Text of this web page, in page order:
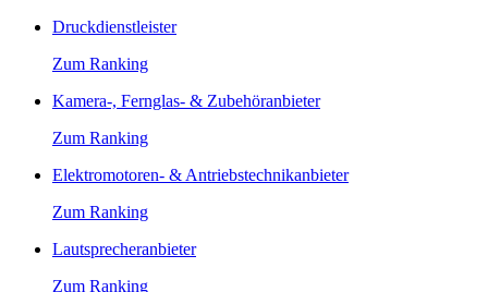
Druckdienstleister
Zum Ranking
Kamera-, Fernglas- & Zubehöranbieter
Zum Ranking
Elektromotoren- & Antriebstechnikanbieter
Zum Ranking
Lautsprecheranbieter
Zum Ranking